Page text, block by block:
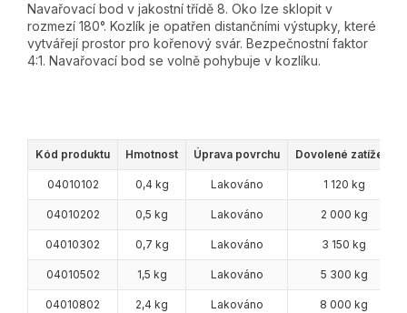
Navařovací bod v jakostní třídě 8. Oko lze sklopit v
rozmezí 180°. Kozlík je opatřen distančními výstupky, které
vytvářejí prostor pro kořenový svár. Bezpečnostní faktor
4:1. Navařovací bod se volně pohybuje v kozlíku.
Kód produktu Hmotnost Úprava povrchu Dovolené zatížení
04010102 0,4 kg Lakováno 1 120 kg
04010202 0,5 kg Lakováno 2 000 kg
04010302 0,7 kg Lakováno 3 150 kg
04010502 1,5 kg Lakováno 5 300 kg
04010802 2,4 kg Lakováno 8 000 kg